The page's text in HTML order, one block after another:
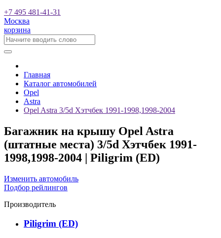
+7 495 481-41-31
Москва
корзина
Главная
Каталог автомобилей
Opel
Astra
Opel Astra 3/5d Хэтчбек 1991-1998,1998-2004
Багажник на крышу Opel Astra
(штатные места) 3/5d Хэтчбек 1991-
1998,1998-2004 | Piligrim (ED)
Изменить автомобиль
Подбор рейлингов
Производитель
Piligrim (ED)